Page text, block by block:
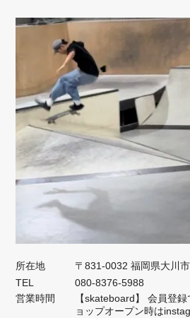
所在地
〒831-0032 福岡県大川
TEL
080-8376-5988
営業時間
【skateboard】 会員登
ョップオープン時は